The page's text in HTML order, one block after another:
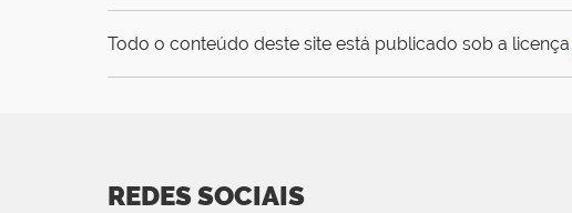
Todo o conteúdo deste site está publicado sob a licença
REDES SOCIAIS